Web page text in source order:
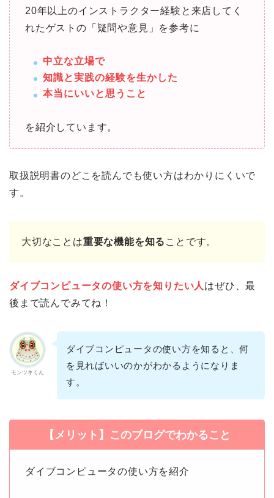
20年以上のインストラクター経験と来店してく
れたゲストの「疑問や意見」を参考に
中立な立場で
知識と実践の経験を生かした
本当にいいと思うこと
を紹介しています。
取扱説明書のどこを読んでも使い方はわかりにくいで
す。
大切なことは重要な機能を知る ことです。
ダイブコンピュータの使い方を知りたい人 はぜひ、最
後まで読んでみてね！
モンツキくん
ダイブコンピュータの使い方を知ると、何
を見ればいいのかがわかるようになりま
す。
【メリット】このブログでわかること
ダイブコンピュータの使い方を紹介